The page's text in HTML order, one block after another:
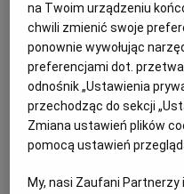
Kat: Praca i Szkolenia
Sortuj wg daty: od
na Twoim urządzeniu
chwili zmienić swoje
ponownie wywołując
preferencjami dot.
odnośnik „Ustawienia
przechodząc do sekcji
Zmiana ustawień plików
pomocą ustawień
My, nasi Zaufani Partnerzy